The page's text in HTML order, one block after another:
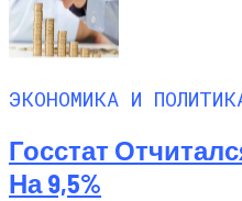
ЭКОНОМИКА И
Госстат
На 9,5%